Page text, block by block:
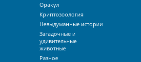
Оракул
Криптозоология
Невыдуманные истории
Загадочные и
удивительные
животные
Разное